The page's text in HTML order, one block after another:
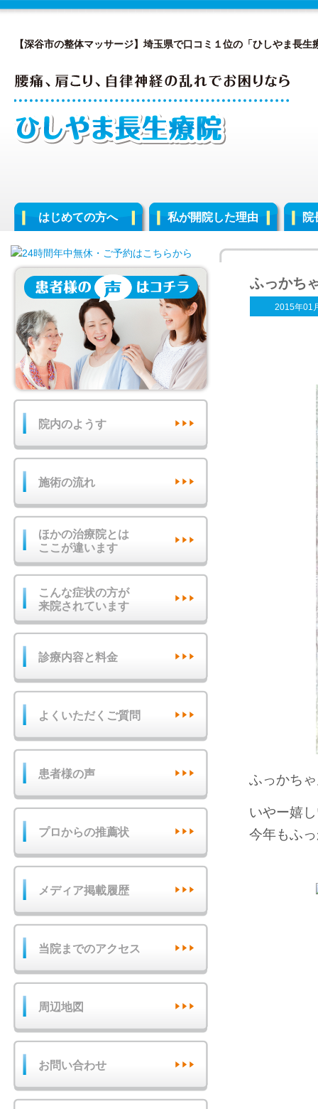
【深谷市の整体マッサージ】埼玉県で口コミ１位の「ひしやま長生
はじめての方へ 私が開院した理由 院
ふっかち
2015年01
ふっかち
いやー嬉
今年もふ
院内のようす
施術の流れ
ほかの治療院とは
ここが違います
こんな症状の方が
来院されています
診療内容と料金
よくいただくご質問
患者様の声
プロからの推薦状
メディア掲載履歴
当院までのアクセス
周辺地図
お問い合わせ